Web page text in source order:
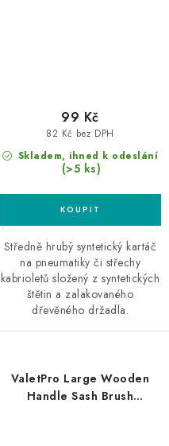
Skladem, ihned k odeslání
(>5 ks)
82 Kč bez DPH
99 Kč
Středně hrubý syntetický kartáč
na pneumatiky či střechy
kabrioletů složený z syntetických
štětin a zalakovaného
dřevěného držadla.
ValetPro Large Wooden
Handle Sash Brush